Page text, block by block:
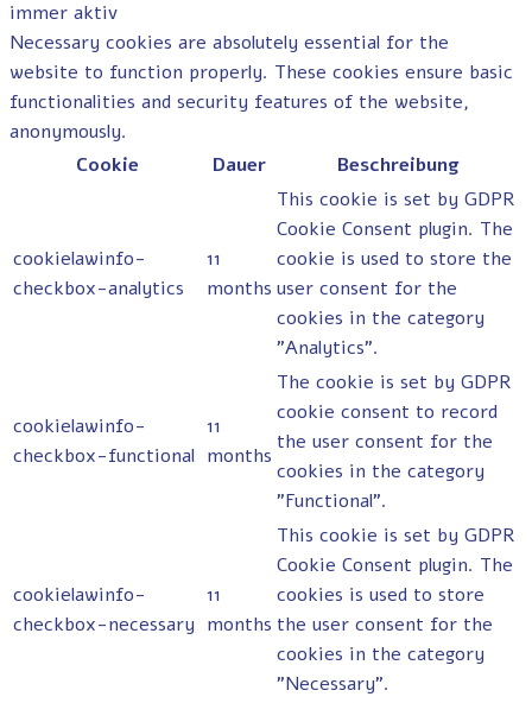
immer aktiv
Necessary cookies are absolutely essential for the
website to function properly. These cookies ensure basic
functionalities and security features of the website,
anonymously.
Cookie
Dauer Beschreibung
cookielawinfo-
checkbox-analytics
11
months
This cookie is set by GDPR
Cookie Consent plugin. The
cookie is used to store the
user consent for the
cookies in the category
"Analytics".
cookielawinfo-
checkbox-functional
11
months
The cookie is set by GDPR
cookie consent to record
the user consent for the
cookies in the category
"Functional".
cookielawinfo-
checkbox-necessary
11
months
This cookie is set by GDPR
Cookie Consent plugin. The
cookies is used to store
the user consent for the
cookies in the category
"Necessary".